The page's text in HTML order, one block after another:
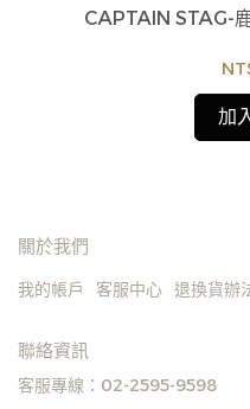
訂購
商品流動性快且多個平
情形，客服人員將立即
無法出貨，本公司將有
諒。如遇庫存不足無
CAPTAIN STAG-
加
關於我們
我的帳戶 客服中心 退換貨辦
聯絡資訊
客服專線：02-2595-9598